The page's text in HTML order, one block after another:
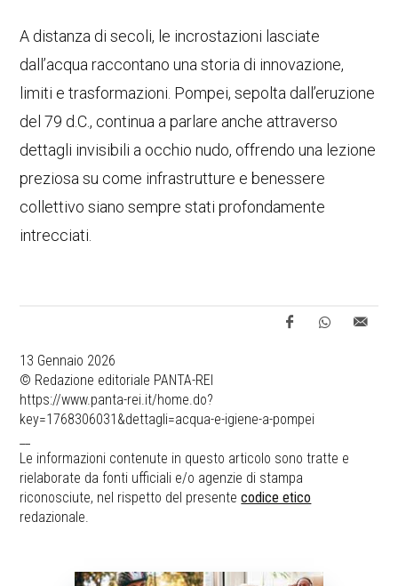
A distanza di secoli, le incrostazioni lasciate
dall’acqua raccontano una storia di innovazione,
limiti e trasformazioni. Pompei, sepolta dall’eruzione
del 79 d.C., continua a parlare anche attraverso
dettagli invisibili a occhio nudo, offrendo una lezione
preziosa su come infrastrutture e benessere
collettivo siano sempre stati profondamente
intrecciati.
13 Gennaio 2026
© Redazione editoriale PANTA-REI
https://www.panta-rei.it/home.do?
key=1768306031&dettagli=acqua-e-igiene-a-pompei
Le informazioni contenute in questo articolo sono tratte e
rielaborate da fonti ufficiali e/o agenzie di stampa
riconosciute, nel rispetto del presentecodice etico
redazionale.